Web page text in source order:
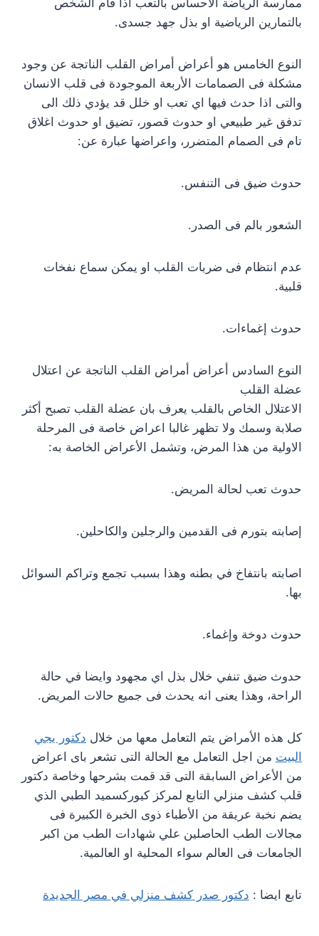
بالتمارين الرياضية او بذل جهد جسدى.
النوع الخامس هو أعراض أمراض القلب الناتجة عن وجود
مشكلة فى الصمامات الأربعة الموجودة فى قلب الانسان
والتى اذا حدث فيها اي تعب او خلل قد يؤدي ذلك الى
تدفق غير طبيعي او حدوث قصور، تضيق او حدوث اغلاق
تام فى الصمام المتضرر، واعراضها عبارة عن:
حدوث ضيق فى التنفس.
الشعور بالم فى الصدر.
عدم انتظام فى ضربات القلب او يمكن سماع نفخات
قلبية.
حدوث إغماءات.
النوع السادس أعراض أمراض القلب الناتجة عن اعتلال
عضلة القلب
الاعتلال الخاص بالقلب يعرف بان عضلة القلب تصبح أكثر
صلابة وسمك ولا تظهر غالبا اعراض خاصة فى المرحلة
الاولية من هذا المرض، وتشمل الأعراض الخاصة به:
حدوث تعب لحالة المريض.
إصابته بتورم فى القدمين والرجلين والكاحلين.
اصابته بانتفاخ في بطنه وهذا بسبب تجمع وتراكم السوائل
بها.
حدوث دوخة وإغماء.
حدوث ضيق تنفي خلال بذل اي مجهود وايضا في حالة
الراحة، وهذا يعنى انه يحدث فى جميع حالات المريض.
كل هذه الأمراض يتم التعامل معها من خلال دكتور يجي
البيت من اجل التعامل مع الحالة التى تشعر باى اعراض
من الأعراض السابقة التى قد قمت بشرحها وخاصة دكتور
قلب كشف منزلي التابع لمركز كيوركسميد الطبي الذي
يضم نخبة عريقة من الأطباء ذوى الخبرة الكبيرة فى
مجالات الطب الحاصلين علي شهادات الطب من اكبر
الجامعات فى العالم سواء المحلية او العالمية.
تابع ايضا : دكتور صدر كشف منزلي في مصر الجديدة